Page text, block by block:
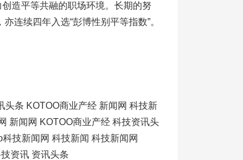
造平等共融的职场环境。长期的努
连续四年入选“彭博性别平等指数”。
头条 KOTOO商业产经 新闻网 科技新
新闻网 KOTOO商业产经 科技资讯头
科技新闻网 科技新闻 科技新闻网
资讯 资讯头条